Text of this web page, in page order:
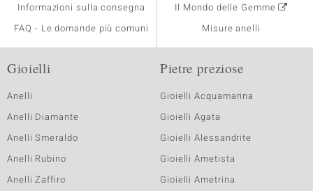
Informazioni sulla consegna
FAQ - Le domande più comuni
Il Mondo delle Gemme
Misure anelli
Gioielli
Anelli
Anelli Diamante
Anelli Smeraldo
Anelli Rubino
Anelli Zaffiro
Pietre preziose
Gioielli Acquamarina
Gioielli Agata
Gioielli Alessandrite
Gioielli Ametista
Gioielli Ametrina